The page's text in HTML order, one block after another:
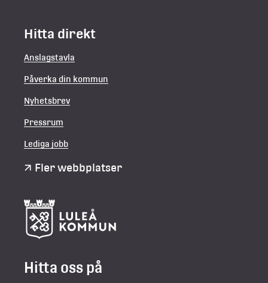
Hitta direkt
Anslagstavla
Påverka din kommun
Nyhetsbrev
Pressrum
Lediga jobb
Fler webbplatser
Hitta oss på